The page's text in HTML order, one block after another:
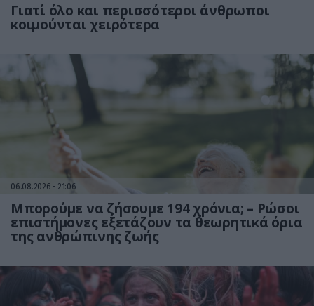
Γιατί όλο και περισσότεροι άνθρωποι
κοιμούνται χειρότερα
06.08.2026 21:06
Μπορούμε να ζήσουμε 194 χρόνια; – Ρώσοι
επιστήμονες εξετάζουν τα θεωρητικά όρια
της ανθρώπινης ζωής